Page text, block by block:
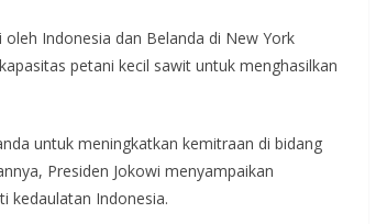
Indonesia dan Belanda di New York
petani kecil sawit untuk menghasilkan
untuk meningkatkan kemitraan di bidang
Presiden Jokowi menyampaikan
kedaulatan Indonesia.